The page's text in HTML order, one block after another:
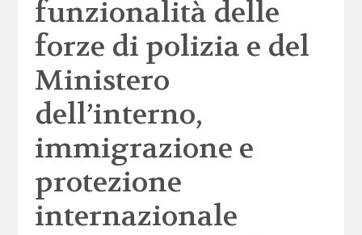
funzionalità delle
forze di polizia e del
Ministero
dell’interno,
immigrazione e
protezione
internazionale